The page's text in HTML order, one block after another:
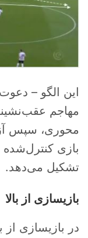
این الگو –
مهاجم
محوری، سپس
بازی کنترل‌شده
تشکیل می‌دهد.
بازیسازی از بالا
در بازیسازی از